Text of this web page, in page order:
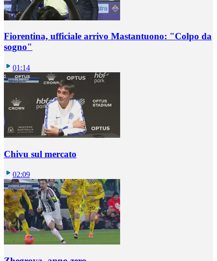
Fiorentina, ufficiale arrivo Mastantuono: "Colpo da
sogno"
01:14
Chivu sul mercato
02:09